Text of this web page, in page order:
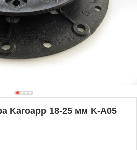
Karoapp 18-25 мм K-A05